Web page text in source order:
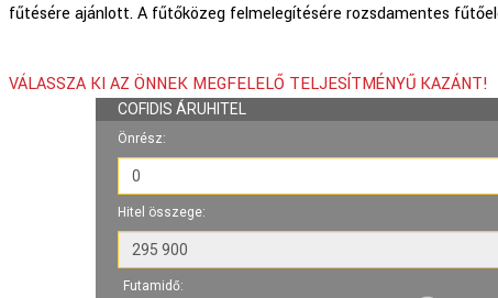
fűtésére ajánlott. A fűtőközeg felmelegítésére rozsdamentes
VÁLASSZA KI AZ ÖNNEK MEGFELELŐ TELJESÍTMÉNYŰ KAZÁNT!